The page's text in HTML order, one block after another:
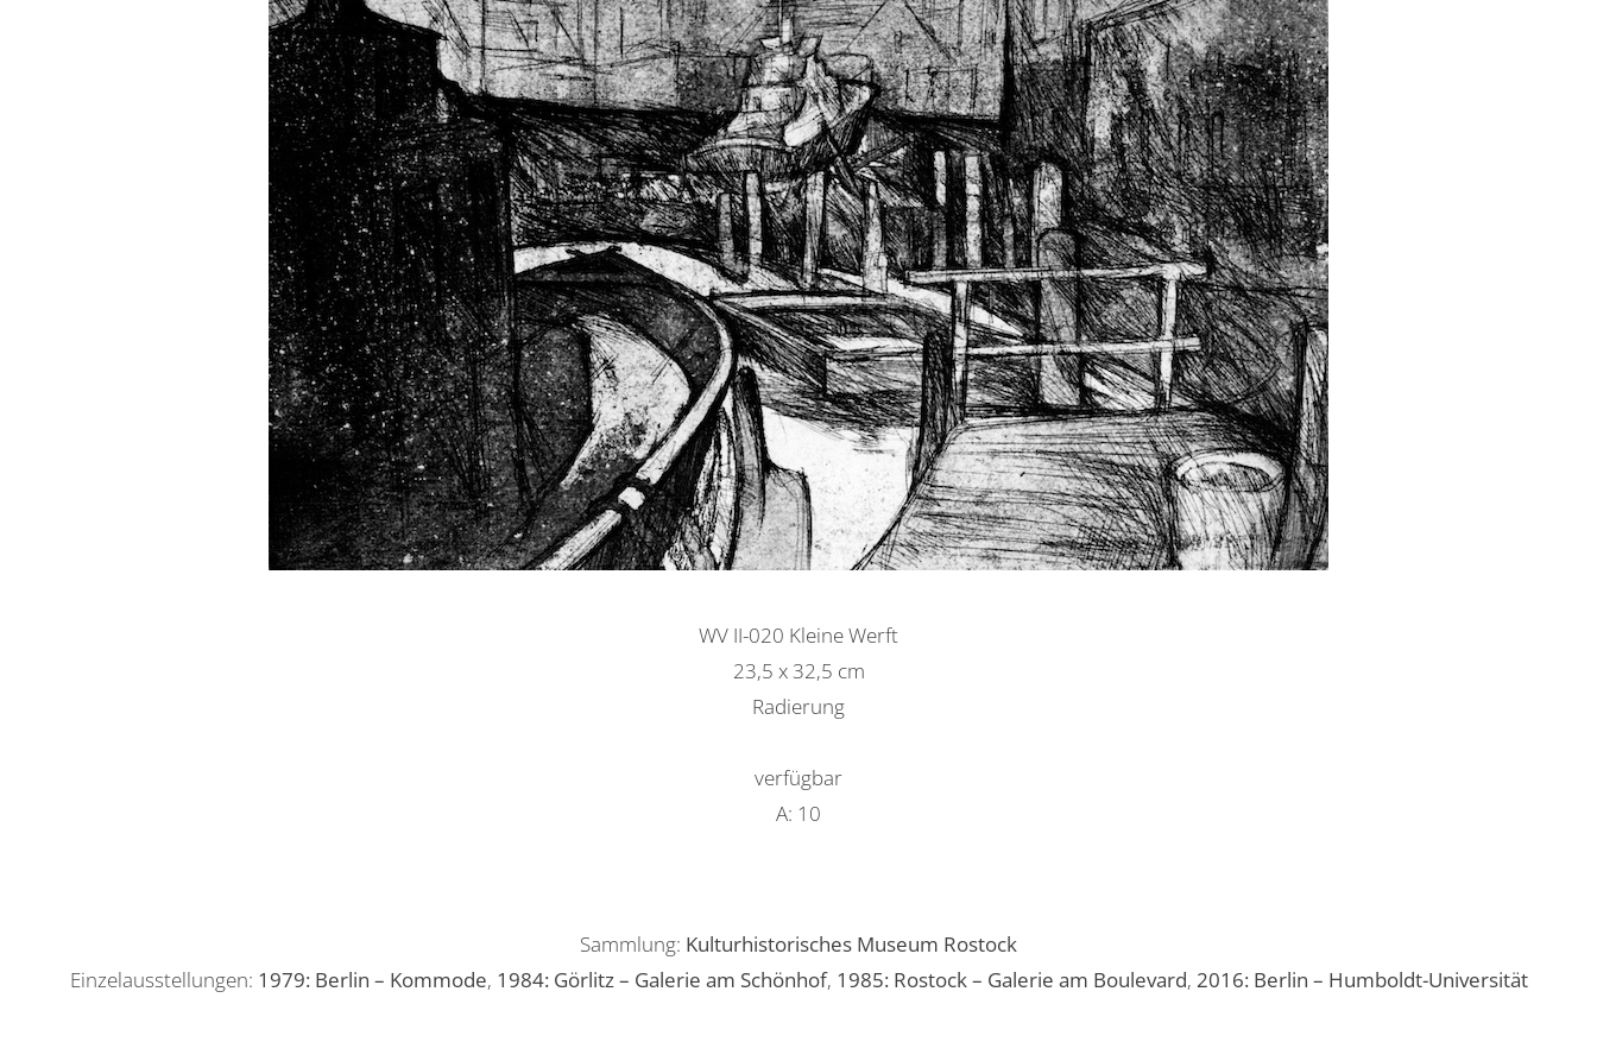
WV II-020 Kleine Werft
23,5 x 32,5 cm
Radierung
verfügbar
A: 10
Sammlung: Kulturhistorisches Museum Rostock
Einzelausstellungen: 1979: Berlin – Kommode, 1984: Görlitz – Galerie am Schönhof, 1985: Rostock – Galerie am Boulevard, 2016: Berlin – Humboldt-Universität